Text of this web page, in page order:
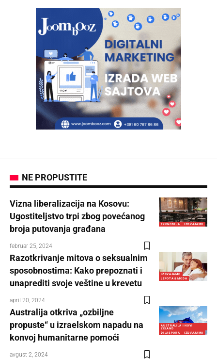
NE PROPUSTITE
EKONOMIJA IZDVAJAMO
Vizna liberalizacija na Kosovu:
Ugostiteljstvo trpi zbog povećanog
broja putovanja građana
februar 25, 2024
IZDVAJAMO
LEPOTA & MODA
Razotkrivanje mitova o seksualnim
sposobnostima: Kako prepoznati i
unaprediti svoje veštine u krevetu
april 20, 2024
AUSTRALIJA I NOVI
ZELAND
DIJASPORA
IZDVAJAMO
Australija otkriva „ozbiljne
propuste“ u izraelskom napadu na
konvoj humanitarne pomoći
avgust 2, 2024